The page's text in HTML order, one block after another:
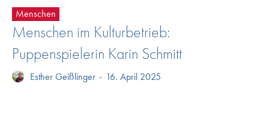
Menschen
Menschen im Kulturbetrieb:
Puppenspielerin Karin Schmitt
Esther Geißlinger - 16. April 2025